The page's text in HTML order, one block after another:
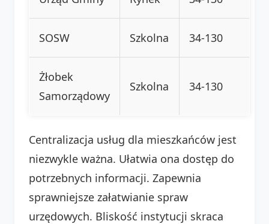
SOSW Szkolna 34-130
Żłobek
Samorządowy
Szkolna 34-130
Centralizacja usług dla mieszkańców jest
niezwykle ważna. Ułatwia ona dostęp do
potrzebnych informacji. Zapewnia
sprawniejsze załatwianie spraw
urzędowych. Bliskość instytucji skraca